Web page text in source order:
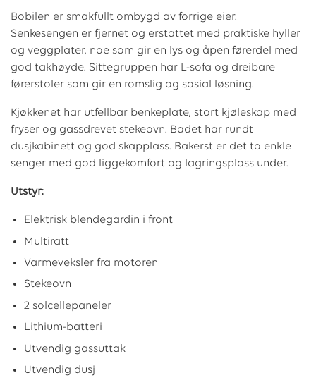
Bobilen er smakfullt ombygd av forrige eier.
Senkesengen er fjernet og erstattet med praktiske hyller
og veggplater, noe som gir en lys og åpen førerdel med
god takhøyde. Sittegruppen har L-sofa og dreibare
førerstoler som gir en romslig og sosial løsning.
Kjøkkenet har utfellbar benkeplate, stort kjøleskap med
fryser og gassdrevet stekeovn. Badet har rundt
dusjkabinett og god skapplass. Bakerst er det to enkle
senger med god liggekomfort og lagringsplass under.
Utstyr:
Elektrisk blendegardin i front
Multiratt
Varmeveksler fra motoren
Stekeovn
2 solcellepaneler
Lithium-batteri
Utvendig gassuttak
Utvendig dusj